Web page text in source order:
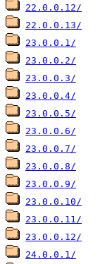
22.0.0.12/
22.0.0.13/
23.0.0.1/
23.0.0.2/
23.0.0.3/
23.0.0.4/
23.0.0.5/
23.0.0.6/
23.0.0.7/
23.0.0.8/
23.0.0.9/
23.0.0.10/
23.0.0.11/
23.0.0.12/
24.0.0.1/